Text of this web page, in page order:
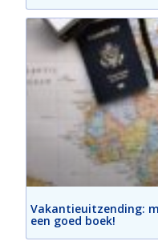
Vakantieuitzending:
een goed boek!